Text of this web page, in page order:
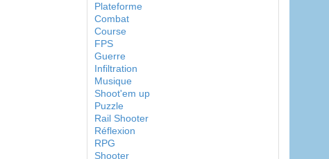
Plateforme
Combat
Course
FPS
Guerre
Infiltration
Musique
Shoot'em up
Puzzle
Rail Shooter
Réflexion
RPG
Shooter